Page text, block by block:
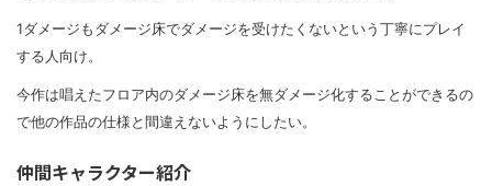
1ダメージもダメージ床でダメージを受けたくないという丁寧にプレイ
する人向け。
今作は唱えたフロア内のダメージ床を無ダメージ化することができるの
で他の作品の仕様と間違えないようにしたい。
仲間キャラクター紹介